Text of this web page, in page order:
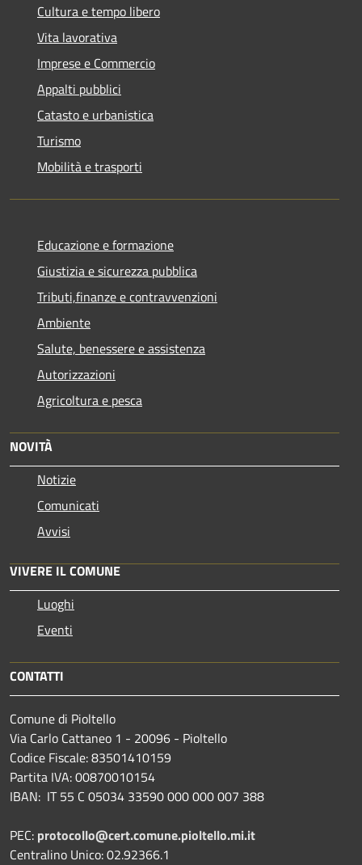
Cultura e tempo libero
Vita lavorativa
Imprese e Commercio
Appalti pubblici
Catasto e urbanistica
Turismo
Mobilità e trasporti
Educazione e formazione
Giustizia e sicurezza pubblica
Tributi,finanze e contravvenzioni
Ambiente
Salute, benessere e assistenza
Autorizzazioni
Agricoltura e pesca
NOVITÀ
Notizie
Comunicati
Avvisi
VIVERE IL COMUNE
Luoghi
Eventi
CONTATTI
Comune di Pioltello
Via Carlo Cattaneo 1 - 20096 - Pioltello
Codice Fiscale: 83501410159
Partita IVA: 00870010154
IBAN: IT 55 C 05034 33590 000 000 007 388
PEC: protocollo@cert.comune.pioltello.mi.it
Centralino Unico: 02.92366.1